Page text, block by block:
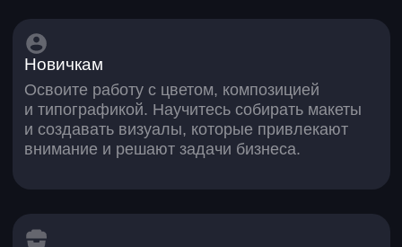
Зарплаты и востребованность
дизайнеров
150 000+ ₽
100 000 ₽